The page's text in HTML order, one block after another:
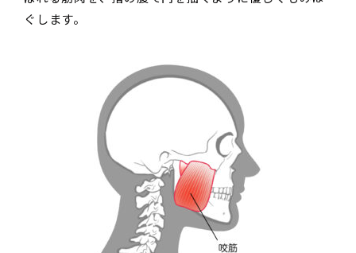
ぐします。